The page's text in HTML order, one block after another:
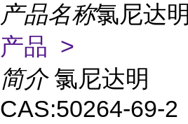
产品名称氯尼达明
产品 >
简介 氯尼达明
CAS:50264-69-2